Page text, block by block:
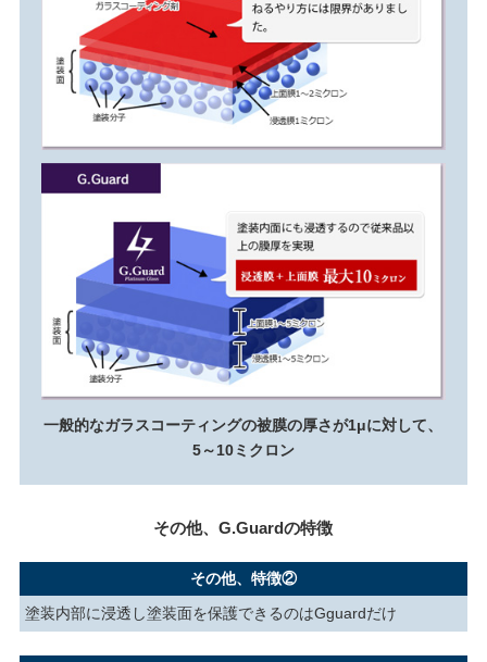
一般的なガラスコーティングの被膜の厚さが1μに対して、
5～10ミクロン
その他、G.Guardの特徴
その他、特徴②
塗装内部に浸透し塗装面を保護できるのはGguardだけ